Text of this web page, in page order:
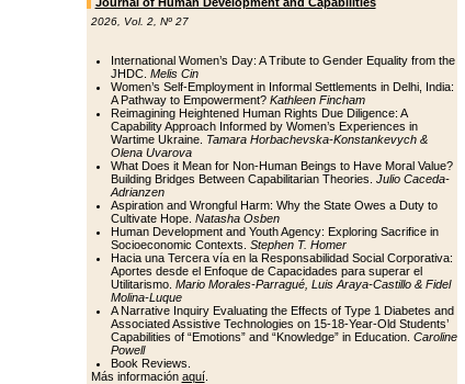
2026, Vol. 2, Nº 27
International Women’s Day: A Tribute to Gender Equality from the
JHDC. Melis Cin
Women’s Self-Employment in Informal Settlements in Delhi, India:
A Pathway to Empowerment? Kathleen Fincham
Reimagining Heightened Human Rights Due Diligence: A
Capability Approach Informed by Women’s Experiences in
Wartime Ukraine. Tamara Horbachevska-Konstankevych &
Olena Uvarova
What Does it Mean for Non-Human Beings to Have Moral Value?
Building Bridges Between Capabilitarian Theories. Julio Caceda-
Adrianzen
Aspiration and Wrongful Harm: Why the State Owes a Duty to
Cultivate Hope. Natasha Osben
Human Development and Youth Agency: Exploring Sacrifice in
Socioeconomic Contexts. Stephen T. Homer
Hacia una Tercera vía en la Responsabilidad Social Corporativa:
Aportes desde el Enfoque de Capacidades para superar el
Utilitarismo. Mario Morales-Parragué, Luis Araya-Castillo & Fidel
Molina-Luque
A Narrative Inquiry Evaluating the Effects of Type 1 Diabetes and
Associated Assistive Technologies on 15-18-Year-Old Students’
Capabilities of “Emotions” and “Knowledge” in Education. Caroline
Powell
Book Reviews.
Más información aquí.